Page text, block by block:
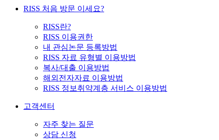
RISS 처음 방문 이세요?
RISS란?
RISS 이용권한
내 관심논문 등록방법
RISS 자료 유형별 이용방법
복사/대출 이용방법
해외전자자료 이용방법
RISS 정보취약계층 서비스 이용방법
고객센터
자주 찾는 질문
상담 신청